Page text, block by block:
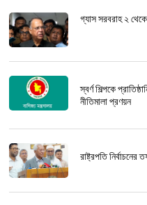
গ্যাস সরবরাহ ২ থেকে
স্বর্ণ শিল্পকে
নীতিমালা প্রণয়ন
রাষ্ট্রপতি